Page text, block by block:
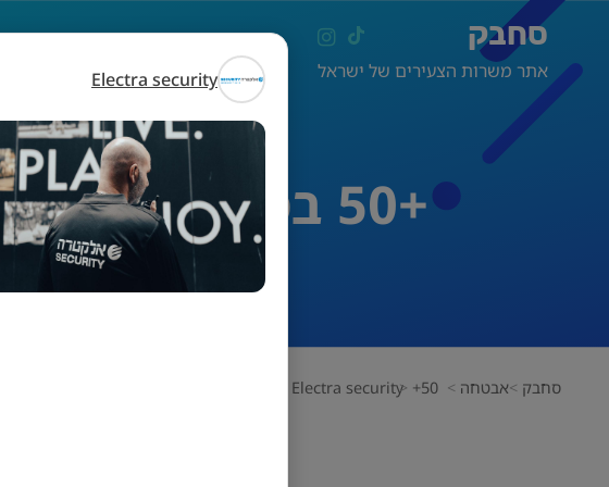
Electra security
סחבק
אתר משרות הצעירים של ישראל
+50 בסיס! סיירים/ות למערך הפיקוח האלקטרוני
סחבק אבטחה Electra security +50 בסיס! סיירים/ות למערך הפיקוח האלקטרוני